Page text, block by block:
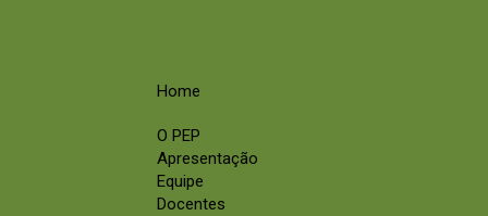
Home
O PEP
Apresentação
Equipe
Docentes